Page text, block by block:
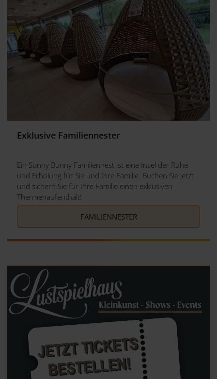
Exklusive Familiennester
Ein Sunny Bunny Familiennest ist eine Insel der Ruhe
und Erholung für Sie und Ihre Familie. Buchen Sie jetzt
und sichern Sie für Ihre Familie einen exklusiven
Thermenaufenthalt!
FAMILIENNESTER